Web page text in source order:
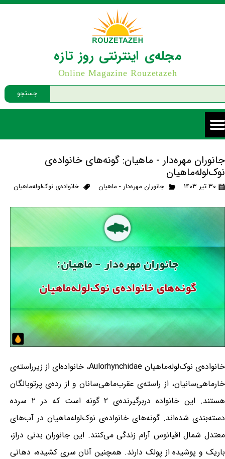
جستجو
مجله‌ی اینترنتی روز تازه
Online Magazine Rouzetazeh
جانوران مهره‌دار - ماهیان: گونه‌های خانواده‌ی
نوک‌لوله‌ماهیان
۳۰ تیر ۱۴۰۳ جانوران مهره‌دار - ماهیان خانواده‌ی نوک‌لوله‌ماهیان
خانواده‌ی نوک‌لوله‌ماهیان Aulorhynchidae، خانواده‌ای از زیرراسته‌ی
خارماهی‌سانیان، از راسته‌ی عقرب‌ماهی‌سانان و از رده‌ی پرتوبالگان
هستند. این خانواده دربرگیرنده‌ی ۲ گونه است که در ۲ سرده
دسته‌بندی شده‌اند. گونه‌های خانواده‌ی نوک‌لوله‌ماهیان در آب‌های
معتدل شمال اقیانوس آرام زندگی می‌کنند. این جانوران بدنی دراز،
باریک و پوشیده از پولک دارند. همچنین آنان سری کشیده، دهانی